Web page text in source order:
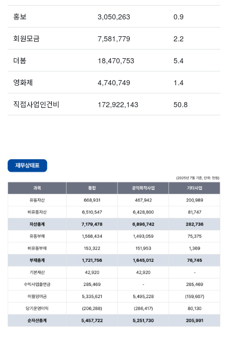
홍보 3,050,263 0.9
회원모금 7,581,779 2.2
더봄 18,470,753 5.4
영화제 4,740,749 1.4
직접사업인건비 172,922,143 50.8